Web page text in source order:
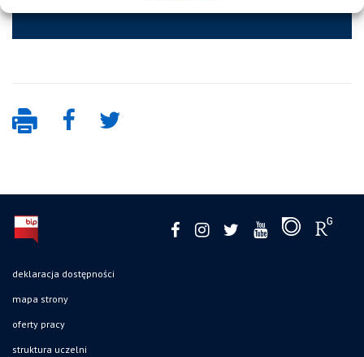
deklaracja dostępności
mapa strony
oferty pracy
struktura uczelni